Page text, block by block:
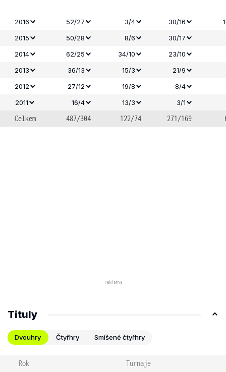
2016 52/27 3/4 30/16
2015
50/28 8/6 30/17
2014
62/25 34/10 23/10
2013
36/13 15/3
21/9
2012
27/12 19/8
8/4
2011
16/4 13/3 3/1
Celkem 487/304 122/74 271/169
Tituly
Dvouhry Čtyřhry Smíšené čtyřhry
Rok Turnaje